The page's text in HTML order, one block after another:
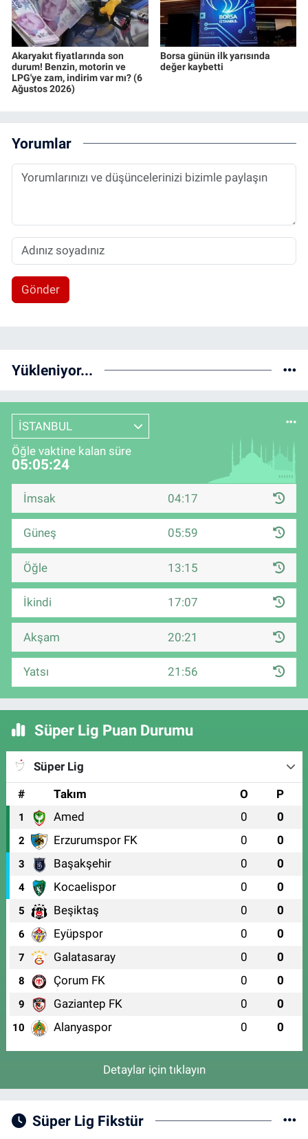
Akaryakıt fiyatlarında son
durum! Benzin, motorin ve
LPG'ye zam, indirim var mı? (6
Ağustos 2026)
Borsa günün ilk yarısında
değer kaybetti
Yorumlar
Gönder
Yükleniyor...
İSTANBUL
Öğle vaktine kalan süre
05:05:23
İmsak 04:17
Güneş 05:59
Öğle 13:15
İkindi 17:07
Akşam 20:21
Yatsı 21:56
Süper Lig Puan Durumu
Süper Lig
#
Takım O P
1 Amed 0 0
2 Erzurumspor FK 0 0
3 Başakşehir 0 0
4 Kocaelispor 0 0
5 Beşiktaş 0 0
6 Eyüpspor 0 0
7 Galatasaray 0 0
8 Çorum FK 0 0
9 Gaziantep FK 0 0
10 Alanyaspor 0 0
Detaylar için tıklayın
Süper Lig Fikstür